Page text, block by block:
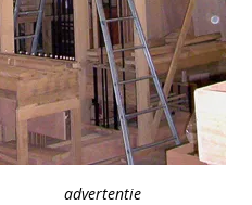
advertentie